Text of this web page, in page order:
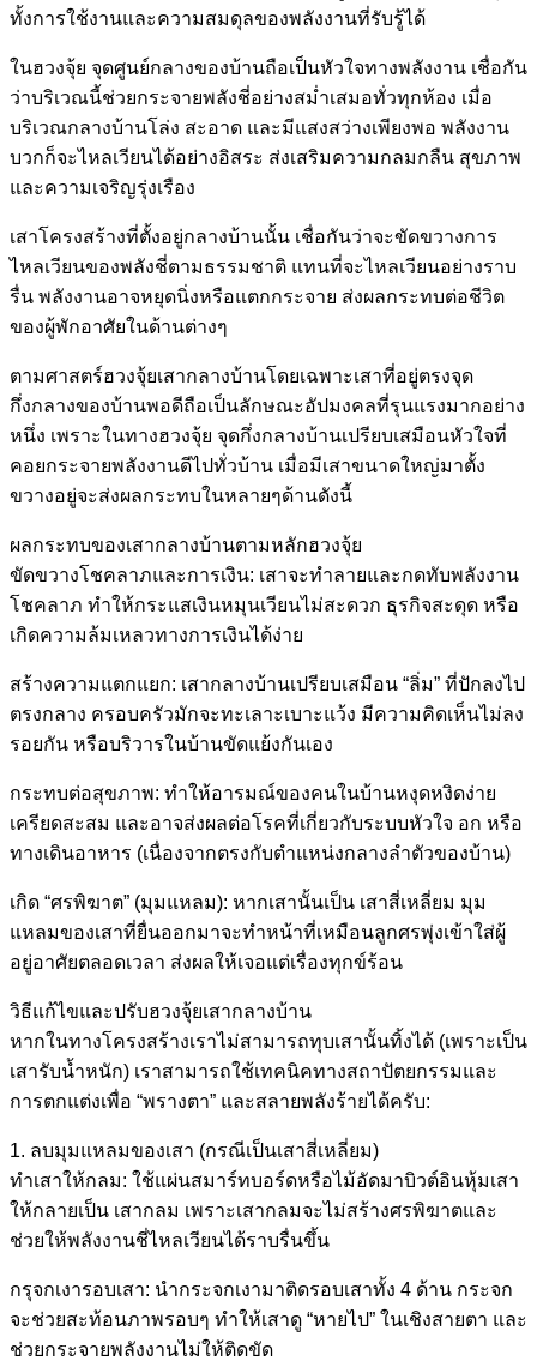
ทั้งการใช้งานและความสมดุลของพลังงานที่รับรู้ได้
ในฮวงจุ้ย จุดศูนย์กลางของบ้านถือเป็นหัวใจทางพลังงาน เชื่อกัน
ว่าบริเวณนี้ช่วยกระจายพลังชี่อย่างสม่ำเสมอทั่วทุกห้อง เมื่อ
บริเวณกลางบ้านโล่ง สะอาด และมีแสงสว่างเพียงพอ พลังงาน
บวกก็จะไหลเวียนได้อย่างอิสระ ส่งเสริมความกลมกลืน สุขภาพ
และความเจริญรุ่งเรือง
เสาโครงสร้างที่ตั้งอยู่กลางบ้านนั้น เชื่อกันว่าจะขัดขวางการ
ไหลเวียนของพลังชี่ตามธรรมชาติ แทนที่จะไหลเวียนอย่างราบ
รื่น พลังงานอาจหยุดนิ่งหรือแตกกระจาย ส่งผลกระทบต่อชีวิต
ของผู้พักอาศัยในด้านต่างๆ
ตามศาสตร์ฮวงจุ้ยเสากลางบ้านโดยเฉพาะเสาที่อยู่ตรงจุด
กึ่งกลางของบ้านพอดีถือเป็นลักษณะอัปมงคลที่รุนแรงมากอย่าง
หนึ่ง เพราะในทางฮวงจุ้ย จุดกึ่งกลางบ้านเปรียบเสมือนหัวใจที่
คอยกระจายพลังงานดีไปทั่วบ้าน เมื่อมีเสาขนาดใหญ่มาตั้ง
ขวางอยู่จะส่งผลกระทบในหลายๆด้านดังนี้
ผลกระทบของเสากลางบ้านตามหลักฮวงจุ้ย
ขัดขวางโชคลาภและการเงิน: เสาจะทำลายและกดทับพลังงาน
โชคลาภ ทำให้กระแสเงินหมุนเวียนไม่สะดวก ธุรกิจสะดุด หรือ
เกิดความล้มเหลวทางการเงินได้ง่าย
สร้างความแตกแยก: เสากลางบ้านเปรียบเสมือน “ลิ่ม” ที่ปักลงไป
ตรงกลาง ครอบครัวมักจะทะเลาะเบาะแว้ง มีความคิดเห็นไม่ลง
รอยกัน หรือบริวารในบ้านขัดแย้งกันเอง
กระทบต่อสุขภาพ: ทำให้อารมณ์ของคนในบ้านหงุดหงิดง่าย
เครียดสะสม และอาจส่งผลต่อโรคที่เกี่ยวกับระบบหัวใจ อก หรือ
ทางเดินอาหาร (เนื่องจากตรงกับตำแหน่งกลางลำตัวของบ้าน)
เกิด “ศรพิฆาต” (มุมแหลม): หากเสานั้นเป็น เสาสี่เหลี่ยม มุม
แหลมของเสาที่ยื่นออกมาจะทำหน้าที่เหมือนลูกศรพุ่งเข้าใส่ผู้
อยู่อาศัยตลอดเวลา ส่งผลให้เจอแต่เรื่องทุกข์ร้อน
วิธีแก้ไขและปรับฮวงจุ้ยเสากลางบ้าน
หากในทางโครงสร้างเราไม่สามารถทุบเสานั้นทิ้งได้ (เพราะเป็น
เสารับน้ำหนัก) เราสามารถใช้เทคนิคทางสถาปัตยกรรมและ
การตกแต่งเพื่อ “พรางตา” และสลายพลังร้ายได้ครับ:
1. ลบมุมแหลมของเสา (กรณีเป็นเสาสี่เหลี่ยม)
ทำเสาให้กลม: ใช้แผ่นสมาร์ทบอร์ดหรือไม้อัดมาบิวต์อินหุ้มเสา
ให้กลายเป็น เสากลม เพราะเสากลมจะไม่สร้างศรพิฆาตและ
ช่วยให้พลังงานชี่ไหลเวียนได้ราบรื่นขึ้น
กรุจกเงารอบเสา: นำกระจกเงามาติดรอบเสาทั้ง 4 ด้าน กระจก
จะช่วยสะท้อนภาพรอบๆ ทำให้เสาดู “หายไป” ในเชิงสายตา และ
ช่วยกระจายพลังงานไม่ให้ติดขัด